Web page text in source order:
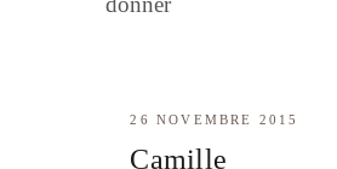
26 NOVEMBRE 2015
Camille